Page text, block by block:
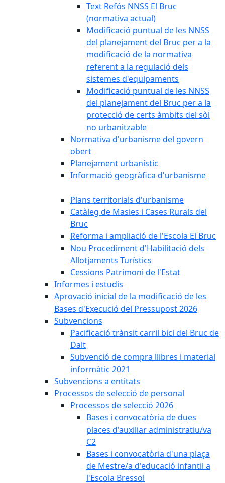
Text Refós NNSS El Bruc
(normativa actual)
Modificació puntual de les NNSS
del planejament del Bruc per a la
modificació de la normativa
referent a la regulació dels
sistemes d'equipaments
Modificació puntual de les NNSS
del planejament del Bruc per a la
protecció de certs àmbits del sòl
no urbanitzable
Normativa d'urbanisme del govern
obert
Planejament urbanístic
Informació geogràfica d'urbanisme
Plans territorials d'urbanisme
Catàleg de Masies i Cases Rurals del
Bruc
Reforma i ampliació de l'Escola El Bruc
Nou Procediment d'Habilitació dels
Allotjaments Turístics
Cessions Patrimoni de l'Estat
Informes i estudis
Aprovació inicial de la modificació de les
Bases d'Execució del Pressupost 2026
Subvencions
Pacificació trànsit carril bici del Bruc de
Dalt
Subvenció de compra llibres i material
informàtic 2021
Subvencions a entitats
Processos de selecció de personal
Processos de selecció 2026
Bases i convocatòria de dues
places d'auxiliar administratiu/va
C2
Bases i convocatòria d'una plaça
de Mestre/a d'educació infantil a
l'Escola Bressol